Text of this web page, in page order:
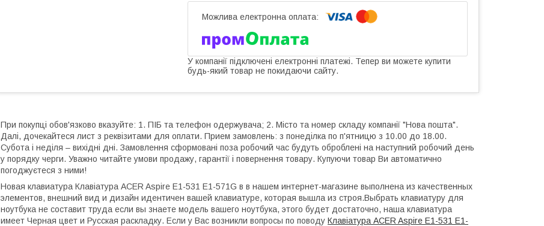
У компанії підключені електронні платежі. Тепер ви можете купити
будь-який товар не покидаючи сайту.
При покупці обов'язково вказуйте: 1. ПІБ та телефон одержувача; 2. Місто та номер складу компанії "Нова пошта".
Далі, дочекайтеся лист з реквізитами для оплати. Прием замовлень: з понеділка по п'ятницю з 10.00 до 18.00.
Субота і неділя – вихідні дні. Замовлення сформовані поза робочий час будуть оброблені на наступний робочий день
у порядку черги. Уважно читайте умови продажу, гарантії і повернення товару. Купуючи товар Ви автоматично
погоджуєтеся з ними!
Новая клавиатура Клавіатура ACER Aspire E1-531 E1-571G в в нашем интернет-магазине выполнена из качественных
элементов, внешний вид и дизайн идентичен вашей клавиатуре, которая вышла из строя.Выбрать клавиатуру для
ноутбука не составит труда если вы знаете модель вашего ноутбука, этого будет достаточно, наша клавиатура
имеет Черная цвет и Русская раскладку. Если у Вас возникли вопросы по поводу Клавіатура ACER Aspire E1-531 E1-